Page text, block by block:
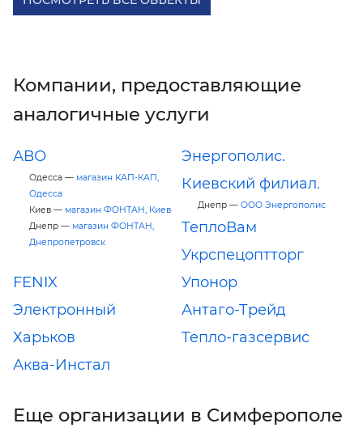
Компании, предоставляющие
аналогичные услуги
АВО
Одесса — магазин КАП-КАП,
Одесса
Киев — магазин ФОНТАН, Киев
Днепр — магазин ФОНТАН,
Днепропетровск
Энергополис.
Киевский филиал.
Днепр — ООО Энергополис
ТеплоВам
Укрспецоптторг
FENIX
Упонор
Электронный
Харьков
Антаго-Трейд
Тепло-газсервис
Аква-Инстал
Еще организации в Симферополе